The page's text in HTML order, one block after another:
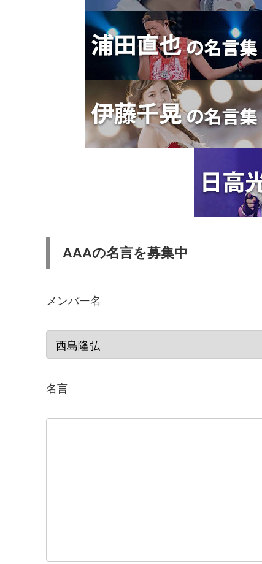
AAAの名言を募集中
メンバー名
名言